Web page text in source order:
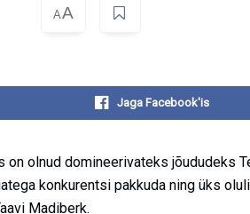
AA
Jaga Facebook'is
on olnud domineerivateks jõududeks
konkurentsi pakkuda ning üks
Madiberk.